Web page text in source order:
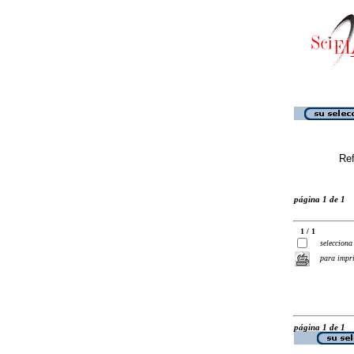
página 1 de 1
1 / 1
selecciona
para
página 1 de 1